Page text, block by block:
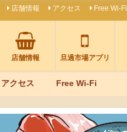
店舗情報 アクセス Free Wi-Fi
店舗情報 旦過市場アプリ
アクセス Free Wi-Fi